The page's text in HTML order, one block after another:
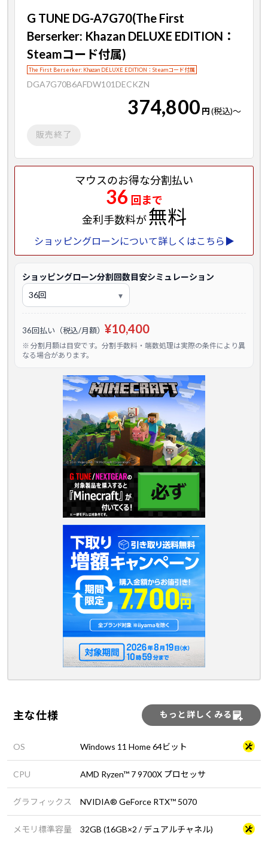
G TUNE DG-A7G70(The First
Berserker: Khazan DELUXE EDITION：
Steamコード付属)
The First Berserker: Khazan DELUXE EDITION：Steamコード付属
DGA7G70B6AFDW101DECKZN
374,800 円(税込)～
販売終了
マウスのお得な分割払い
36 回まで
金利手数料が無料
ショッピングローンについて詳しくはこちら▶
ショッピングローン分割回数目安シミュレーション
36回払い（税込/月額） ¥10,400
※ 分割月額は目安です。分割手数料・端数処理は実際の条件により異
なる場合があります。
主な仕様 もっと詳しくみる
OS Windows 11 Home 64ビット
CPU AMD Ryzen™ 7 9700X プロセッサ
グラフィックス NVIDIA® GeForce RTX™ 5070
メモリ標準容量 32GB (16GB×2 / デュアルチャネル)